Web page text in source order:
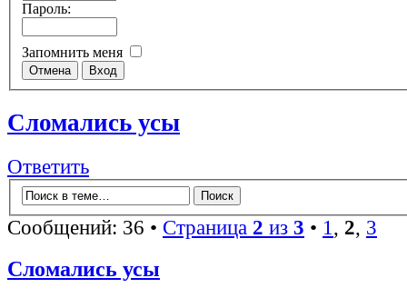
Пароль:
Запомнить меня
Сломались усы
Ответить
Сообщений: 36 • Страница 2 из 3 • 1 , 2, 3
Сломались усы